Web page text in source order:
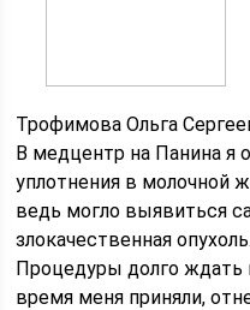
Трофимова Ольга
В медцентр на Панина я
уплотнения в молочной
ведь могло выявиться
злокачественная опухоль.
Процедуры долго ждать
время меня приняли,